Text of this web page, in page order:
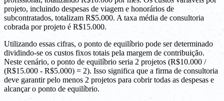
projeto, incluindo despesas de viagem e honorários de
subcontratados, totalizam R$5.000. A taxa média de consultoria
cobrada por projeto é R$15.000.
Utilizando essas cifras, o ponto de equilíbrio pode ser determinado
dividindo-se os custos fixos totais pela margem de contribuição.
Neste cenário, o ponto de equilíbrio seria 2 projetos (R$10.000 /
(R$15.000 - R$5.000) = 2). Isso significa que a firma de consultoria
deve garantir pelo menos 2 projetos para cobrir todas as despesas e
alcançar o ponto de equilíbrio.